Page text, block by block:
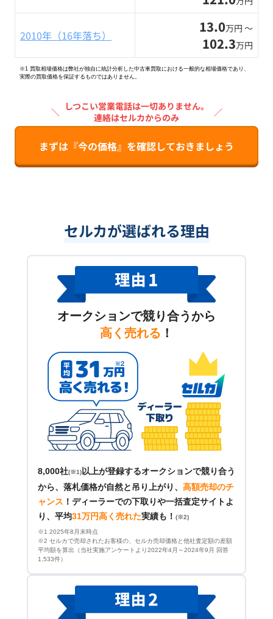
2010年（16年落ち） 13.0万円 〜
102.3万円
※1 買取相場価格は弊社が独自に統計分析した中古車買取における一般的な相場価格であり、
実際の買取価格を保証するものではありません。
＼ しつこい営業電話は一切ありません。
連絡はセルカからのみ
／
まずは『今の価格』を確認しておきましょう
セルカが選ばれる理由
オークションで競り合うから
高く売れる ！
8,000社(※1) 以上が登録するオークションで競り合う
から、落札価格が自然と吊り上がり、 高額売却のチ
ャンス ！ ディーラーでの下取りや一括査定サイトよ
り、平均31万円高く売れた実績も！ (※2)
※1 2025年8月末時点
※2 セルカで売却されたお客様の、セルカ売却価格と他社査定額の差額
平均額を算出（当社実施アンケートより2022年4月～2024年9月 回答
1,533件）